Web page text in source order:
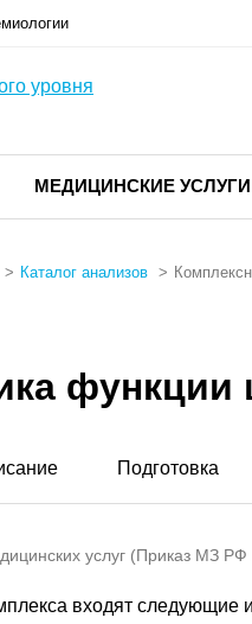
МЕДИЦИНСКИЕ УСЛУГИ
Каталог анализов
Подготовка
услуг (Приказ МЗ
входят следующие